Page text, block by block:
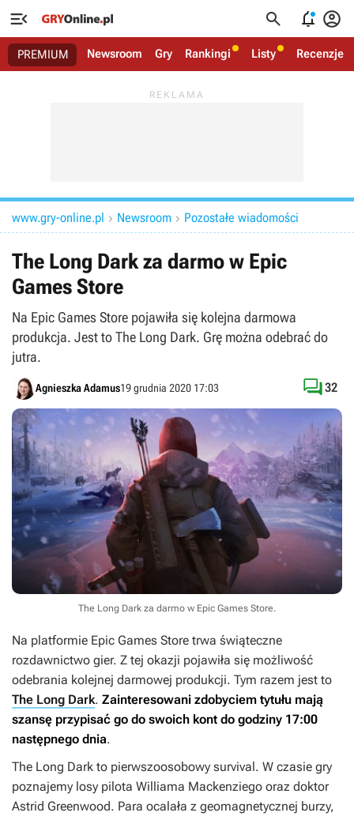
   
PREMIUM Newsroom Gry Rankingi Listy Recenzje
www.gry-online.pl  Newsroom  Pozostałe wiadomości
The Long Dark za darmo w Epic
Games Store
Na Epic Games Store pojawiła się kolejna darmowa
produkcja. Jest to The Long Dark. Grę można odebrać do
jutra.
Agnieszka Adamus19 grudnia 2020 17:03 32
The Long Dark za darmo w Epic Games Store.
Na platformie Epic Games Store trwa świąteczne
rozdawnictwo gier. Z tej okazji pojawiła się możliwość
odebrania kolejnej darmowej produkcji. Tym razem jest to
The Long Dark. Zainteresowani zdobyciem tytułu mają
szansę przypisać go do swoich kont do godziny 17:00
następnego dnia.
The Long Dark to pierwszoosobowy survival. W czasie gry
poznajemy losy pilota Williama Mackenziego oraz doktor
Astrid Greenwood. Para ocalała z geomagnetycznej burzy,